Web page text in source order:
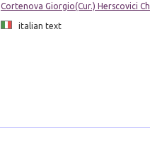
Cortenova Giorgio(Cur.) Herscovici
italian text